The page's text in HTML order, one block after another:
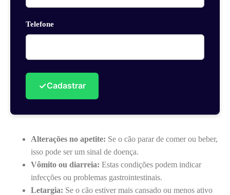
Telefone
✓Cadastrar
Alterações no apetite: Se o cão parar de comer ou beber,
isso pode ser um sinal de doença.
Vômito ou diarreia: Estas condições podem indicar
infecções ou problemas gastrointestinais.
Letargia: Se o cão estiver mais cansado ou menos ativo